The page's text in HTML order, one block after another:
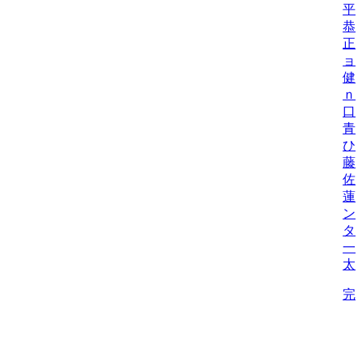
平/
恭/
正
ョ
健
ｎ
口
青
ひ
藤
佐
蓮
ン
タ
一/
太
完